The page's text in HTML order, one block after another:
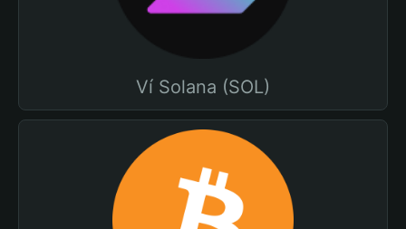
Ví Solana (SOL)